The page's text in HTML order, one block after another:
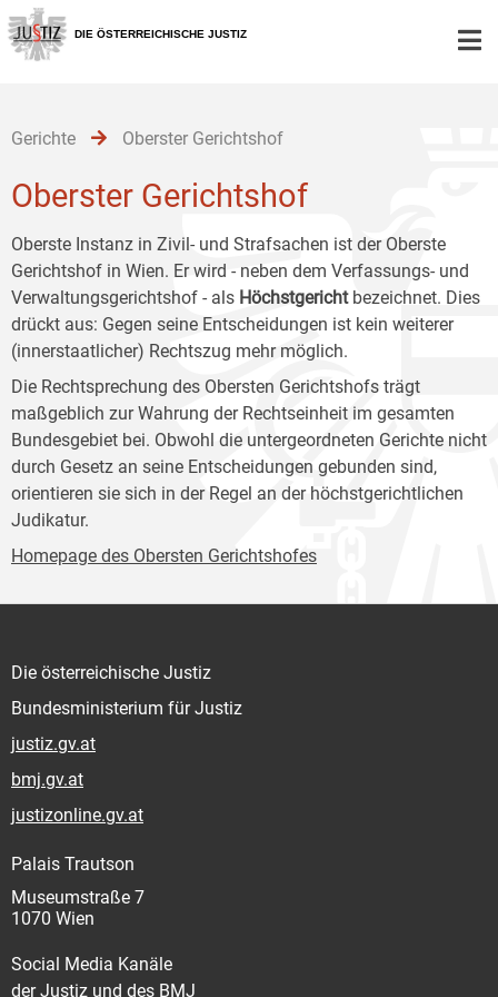
Zur
Hauptnavigation
[1]
Zum
Inhalt
[2]
Zum
Untermenü
[3]
DIE ÖSTERREICHISCHE JUSTIZ
Gerichte Oberster Gerichtshof
Oberster Gerichtshof
Oberste Instanz in Zivil- und Strafsachen ist der Oberste
Gerichtshof in Wien. Er wird - neben dem Verfassungs- und
Verwaltungsgerichtshof - als Höchstgerichtbezeichnet. Dies
drückt aus: Gegen seine Entscheidungen ist kein weiterer
(innerstaatlicher) Rechtszug mehr möglich.
Die Rechtsprechung des Obersten Gerichtshofs trägt
maßgeblich zur Wahrung der Rechtseinheit im gesamten
Bundesgebiet bei. Obwohl die untergeordneten Gerichte nicht
durch Gesetz an seine Entscheidungen gebunden sind,
orientieren sie sich in der Regel an der höchstgerichtlichen
Judikatur.
Homepage des Obersten Gerichtshofes
Die österreichische Justiz
Bundesministerium für Justiz
justiz.gv.at
bmj.gv.at
justizonline.gv.at
Palais Trautson
Museumstraße 7
1070 Wien
Social Media Kanäle
der Justiz und des BMJ